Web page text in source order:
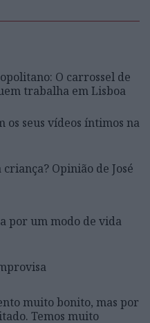
O carrossel de
trabalha em Lisboa
os seus vídeos íntimos na
Opinião de José
por um modo de vida
muito bonito, mas por
Temos muito